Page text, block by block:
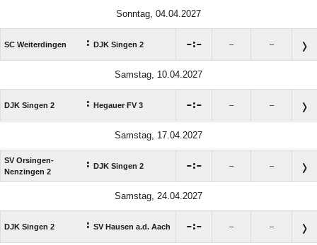
Sonntag, 04.04.2027
SC Weiterdingen : DJK Singen 2 : – –
Samstag, 10.04.2027
DJK Singen 2 : Hegauer FV 3 : – –
Samstag, 17.04.2027
SV Orsingen-
Nenzingen 2
: DJK Singen 2 : – –
Samstag, 24.04.2027
DJK Singen 2 : SV Hausen a.d. Aach : – –